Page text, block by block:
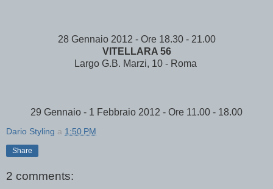
28 Gennaio 2012 - Ore 18.30 - 21.00
VITELLARA 56
Largo G.B. Marzi, 10 - Roma
29 Gennaio - 1 Febbraio 2012 - Ore 11.00 - 18.00
Dario Styling a 1:50 PM
Share
2 comments: